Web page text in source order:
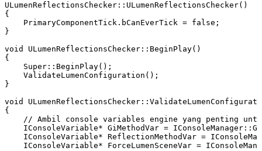
ULumenReflectionsChecker::ULumenReflectionsChecker()
{
    PrimaryComponentTick.bCanEverTick = false;
}
void ULumenReflectionsChecker::BeginPlay()
{
    Super::BeginPlay();
    ValidateLumenConfiguration();
}
void
{
// Ambil console variables engine yang penting
IConsoleVariable* GiMethodVar =
IConsoleVariable* ReflectionMethodVar =
IConsoleVariable* ForceLumenSceneVar =